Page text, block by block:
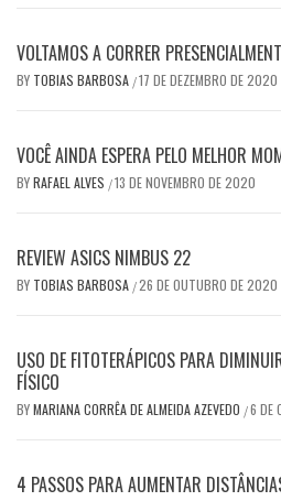
VOLTAMOS A CORRER
BY TOBIAS BARBOSA /17 DE DEZEMBRO DE 2020
VOCÊ AINDA ESPERA PELO MELHOR
BYRAFAEL ALVES /13 DE NOVEMBRO DE 2020
REVIEW ASICS NIMBUS 22
BY TOBIAS BARBOSA /26 DE OUTUBRO DE 2020
USO DE FITOTERÁPICOS PARA
FÍSICO
BYMARIANA CORRÊA DE ALMEIDA AZEVEDO /6 DE
4 PASSOS PARA AUMENTAR